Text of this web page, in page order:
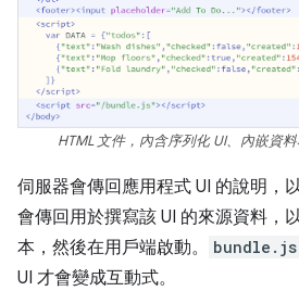
HTML 文件，內含序列化 UI、內嵌資料
伺服器會傳回應用程式 UI 的說明，
會傳回用於撰寫該 UI 的來源資料，
本，然後在用戶端啟動。
bundle.js
UI 才會變成互動式。